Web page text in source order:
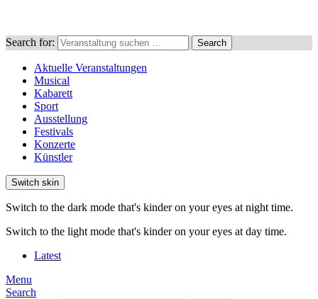
Search for: Search
Aktuelle Veranstaltungen
Musical
Kabarett
Sport
Ausstellung
Festivals
Konzerte
Künstler
Switch skin
Switch to the dark mode that's kinder on your eyes at night time.
Switch to the light mode that's kinder on your eyes at day time.
Latest
Menu
Search